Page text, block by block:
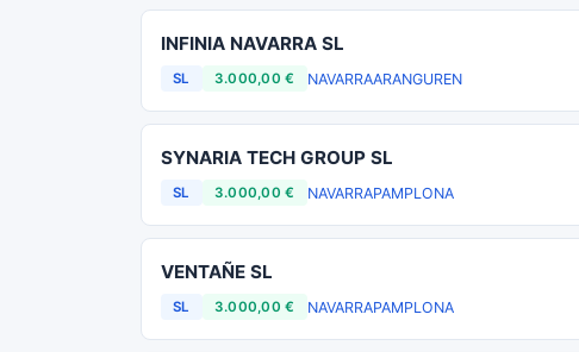
INFINIA NAVARRA SL
SL 3.000,00 € NAVARRAARANGUREN
SYNARIA TECH GROUP SL
SL 3.000,00 € NAVARRAPAMPLONA
VENTAÑE SL
SL 3.000,00 € NAVARRAPAMPLONA